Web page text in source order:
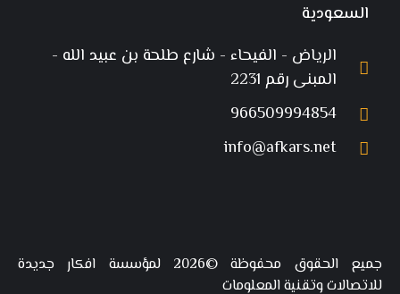
السعودية
الرياض - الفيحاء - شارع طلحة بن عبيد الله -
المبنى رقم 2231
966509994854
info@afkars.net
جميع الحقوق محفوظة ©2026 لمؤسسة افكار جديدة
للاتصالات وتقنية المعلومات